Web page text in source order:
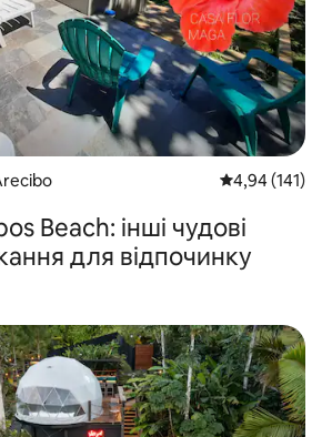
Середня
4,94 (141)
Beach: інші чудові
для відпочинку